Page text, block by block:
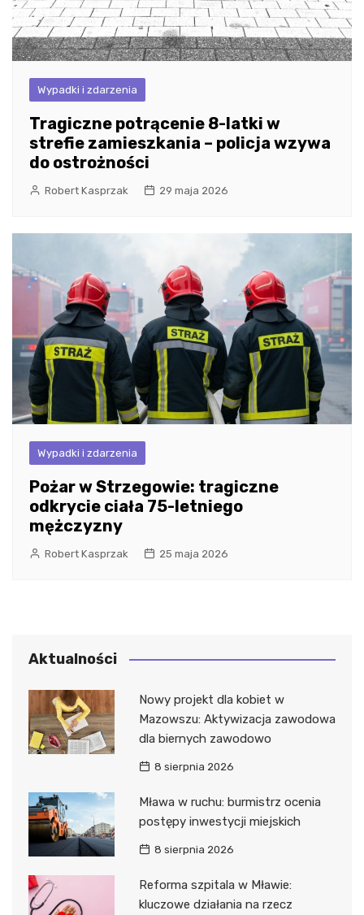
Wypadki i zdarzenia
Tragiczne potrącenie 8-latki w
strefie zamieszkania – policja wzywa
do ostrożności
Robert Kasprzak 29 maja 2026
Wypadki i zdarzenia
Pożar w Strzegowie: tragiczne
odkrycie ciała 75-letniego
mężczyzny
Robert Kasprzak 25 maja 2026
Aktualności
Nowy projekt dla kobiet w
Mazowszu: Aktywizacja zawodowa
dla biernych zawodowo
8 sierpnia 2026
Mława w ruchu: burmistrz ocenia
postępy inwestycji miejskich
8 sierpnia 2026
Reforma szpitala w Mławie:
kluczowe działania na rzecz